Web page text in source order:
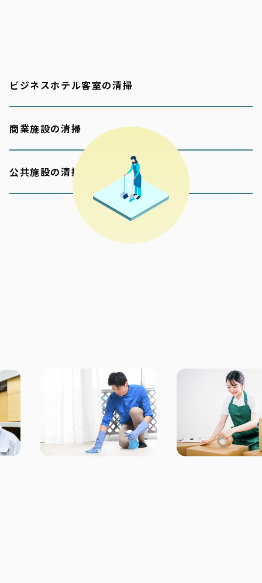
ビジネスホテル客室の清掃
商業施設の清掃
公共施設の清掃